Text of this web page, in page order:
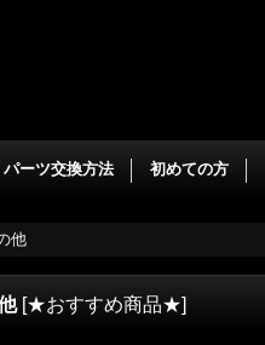
パーツ交換方法 初めての方
他
[★おすすめ商品★]